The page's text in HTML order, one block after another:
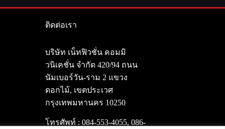
ติดต่อเรา
บริษัท เน็ทฟิวชั่น คอมมิ
วนิเคชั่น จำกัด 420/94 ถนน
นัมเบอร์วัน-ราม 2 แขวง
ดอกไม้, เขตประเวศ
กรุงเทพมหานคร 10250
โทรศัพท์ : 084-553-4055, 086-